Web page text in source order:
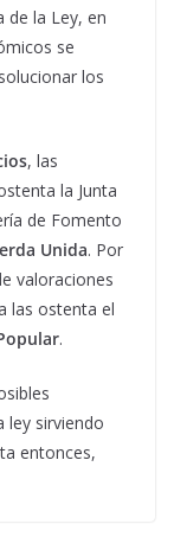
de la Ley, en
se
los
, las
la Junta
de Fomento
Unida. Por
valoraciones
las ostenta el
.
ley sirviendo
entonces,